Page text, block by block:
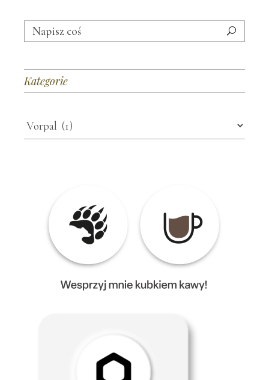
Search
for:
Kategorie